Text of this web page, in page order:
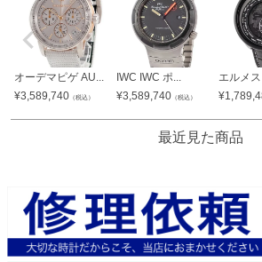
オーデマピゲ AU...
¥3,589,740 （税込）
IWC IWC ポ...
¥3,589,740 （税込）
エルメ
¥
最近見た商品